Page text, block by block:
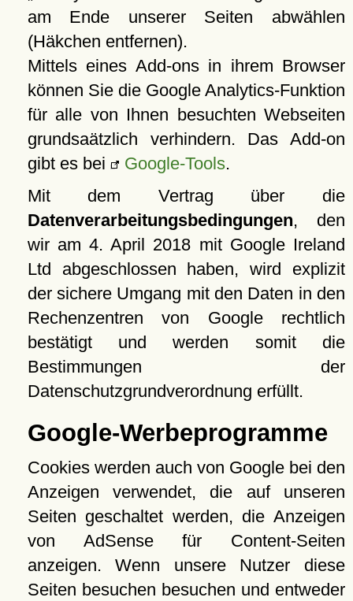
am Ende unserer Seiten abwählen
(Häkchen entfernen).
Mittels eines Add-ons in ihrem Browser
können Sie die Google Analytics-Funktion
für alle von Ihnen besuchten Webseiten
grundsaätzlich verhindern. Das Add-on
gibt es bei
Google-Tools.
Mit dem Vertrag über die
Datenverarbeitungsbedingungen, den
wir am 4. April 2018 mit Google Ireland
Ltd abgeschlossen haben, wird explizit
der sichere Umgang mit den Daten in den
Rechenzentren von Google rechtlich
bestätigt und werden somit die
Bestimmungen der
Datenschutzgrundverordnung erfüllt.
Google-Werbeprogramme
Cookies werden auch von Google bei den
Anzeigen verwendet, die auf unseren
Seiten geschaltet werden, die Anzeigen
von AdSense für Content-Seiten
anzeigen. Wenn unsere Nutzer diese
Seiten besuchen besuchen und entweder